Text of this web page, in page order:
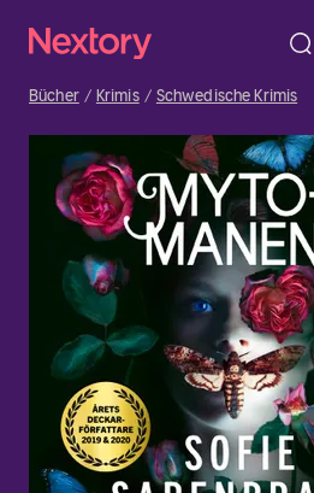
Bücher Krimis Schwedische Krimis